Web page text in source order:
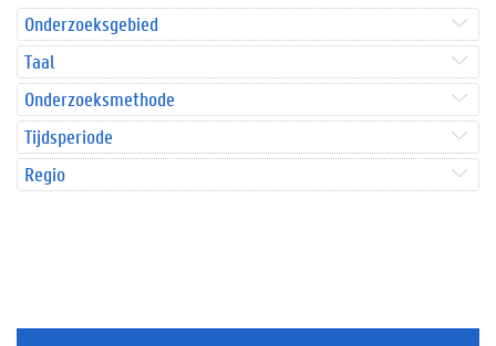
Onderzoeksgebied
Taal
Onderzoeksmethode
Tijdsperiode
Regio